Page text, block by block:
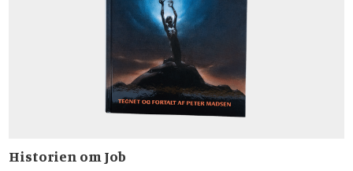
Historien om Job